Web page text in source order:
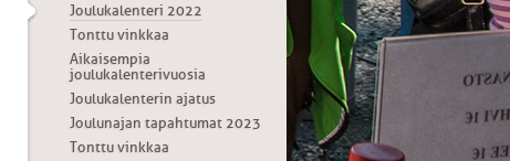
Joulukalenteri 2022
Tonttu vinkkaa
Aikaisempia
joulukalenterivuosia
Joulukalenterin ajatus
Joulunajan tapahtumat 2023
Tonttu vinkkaa